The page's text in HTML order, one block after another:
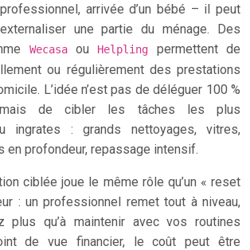
arrivée d’un bébé – il peut
une partie du ménage. Des
Wecasaou Helpling
permettent de
ou régulièrement des prestations
L’idée n’est pas de déléguer 100 %
mais de cibler les tâches les plus
ingrates : grands nettoyages, vitres,
en profondeur, repassage intensif.
ciblée joue le même rôle qu’un « reset
: un professionnel remet tout à niveau,
plus qu’à maintenir avec vos routines
de vue financier, le coût peut être